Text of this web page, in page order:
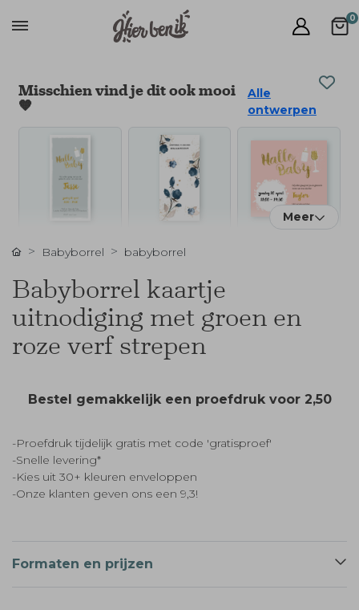
0
Misschien vind je dit ook mooi
🧡
Alle
ontwerpen
Meer
Babyborrel babyborrel
Babyborrel kaartje
uitnodiging met groen en
roze verf strepen
Bestel gemakkelijk een proefdruk voor 2,50
-Proefdruk tijdelijk gratis met code 'gratisproef'
-Snelle levering*
-Kies uit 30+ kleuren enveloppen
-Onze klanten geven ons een 9,3!
Formaten en prijzen